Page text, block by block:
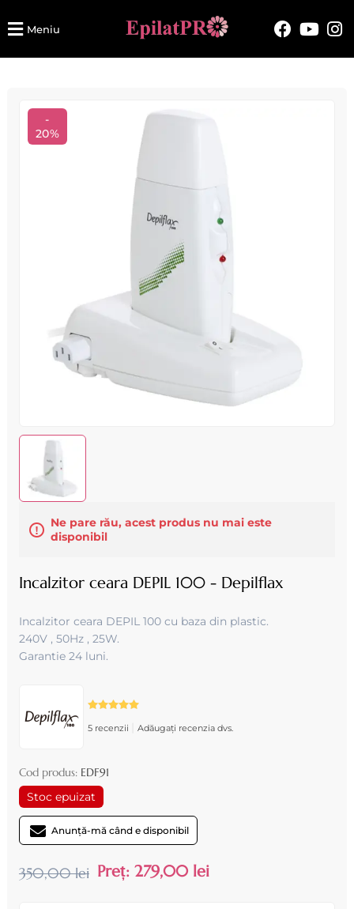
Meniu
-
20%
Ne pare rău, acest produs nu mai este
disponibil
Incalzitor ceara DEPIL 100 - Depilflax
Incalzitor ceara DEPIL 100 cu baza din plastic .
240V , 50Hz , 25W .
Garantie 24 luni.
5 recenzii Adăugați recenzia dvs.
Cod produs: EDF91
Stoc epuizat
Anunță-mă când e disponibil
350,00 lei Preț: 279,00 lei